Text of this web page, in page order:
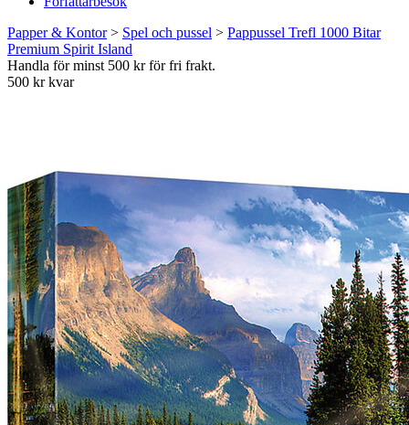
Papper & Kontor> Spel och pussel > Pappussel Trefl 1000 Bitar
Premium Spirit Island
Handla för minst 500 kr för fri frakt.
500 kr kvar